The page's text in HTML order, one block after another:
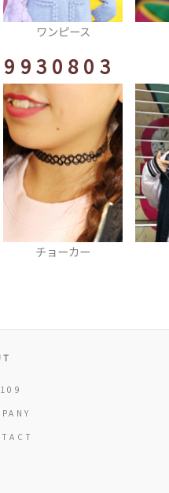
リング
スカジャン